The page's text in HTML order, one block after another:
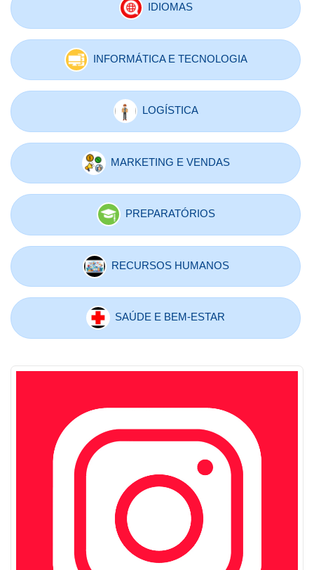
IDIOMAS
INFORMÁTICA E TECNOLOGIA
LOGÍSTICA
MARKETING E VENDAS
PREPARATÓRIOS
RECURSOS HUMANOS
SAÚDE E BEM-ESTAR